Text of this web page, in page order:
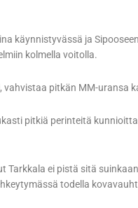
käynnistyvässä ja
kolmella voitolla.
vahvistaa pitkän MM-uransa
pitkiä perinteitä
Tarkkala ei pistä sitä
todella